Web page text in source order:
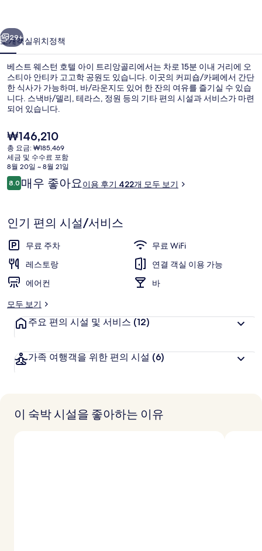
텔
아
이
트
리
앙
골
리
의
진
갤
러
리
다음
29+
소개객실위치정책
베스트 웨스턴 호텔 아이 트리앙골리에서는 차로 15분 이내 거리에 오
스티아 안티카 고고학 공원도 있습니다. 이곳의 커피숍/카페에서 간단
한 식사가 가능하며, 바/라운지도 있어 한 잔의 여유를 즐기실 수 있습
니다. 스낵바/델리, 테라스, 정원 등의 기타 편의 시설과 서비스가 마련
되어 있습니다.
현
재
가
격
은
₩146,210
₩146,210
총 요금: ₩185,469
세금 및 수수료 포함
8월 20일 ~ 8월 21일
이
용
기
8.010점 만점 중 8.0점.
매우 좋아요이용 후기 422개 모두 보기
인기 편의 시설/서비스
무료 주차
무료 WiFi
레스토랑
연결 객실 이용 가능
에어컨
바
모두 보기
주요 편의 시설 및 서비스 (12)
가족 여행객을 위한 편의 시설 (6)
이 숙박 시설을 좋아하는 이유